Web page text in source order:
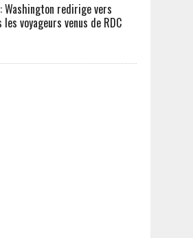
Washington redirige vers
les voyageurs venus de RDC